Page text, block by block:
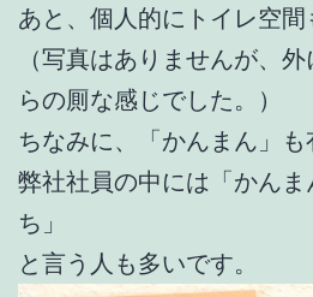
あと、個人的にトイレ空間
（写真はありませんが、
らの厠な感じでした。）
ちなみに、「かんまん」も
弊社社員の中には「かんま
ち」
と言う人も多いです。